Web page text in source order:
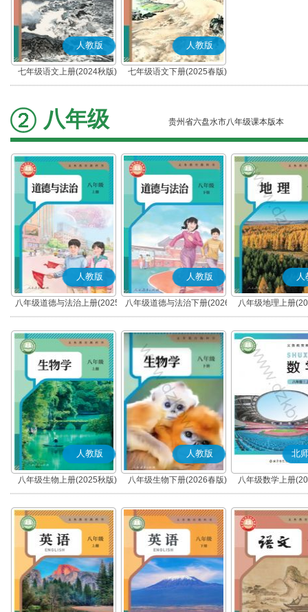
人教版
七年级语文上册(2024秋版)
(部编版)
人教版
七年级语文下册(2025春版)
(部编版)
八年级 贵州省六盘水市八年级课本版本
人教版
八年级道德与法治上册(2025
秋版)(部编版)
人教版
八年级道德与法治下册(2026
春版)(部编版)
人
八年级地理上册
人教版
八年级生物上册(2025秋版)
人教版
八年级生物下册(2026春版)
北
八年级数学上册